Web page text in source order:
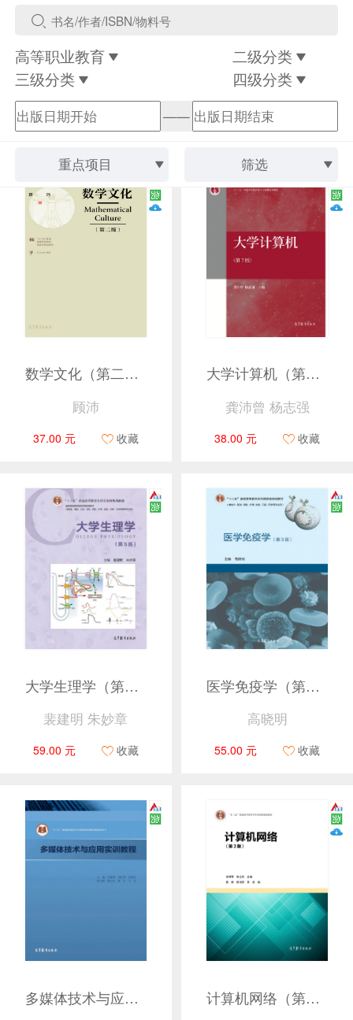
高等职业教育
二级分类
三级分类
四级分类
——
重点项目 筛选
数学文化（第二版）
顾沛
37.00 元 收藏
大学计算机（第7版）
龚沛曾 杨志强
38.00 元 收藏
大学生理学（第5版）
裴建明 朱妙章
59.00 元 收藏
医学免疫学（第3版）
高晓明
55.00 元 收藏
多媒体技术与应用实训教程 计算机网络（第3版）